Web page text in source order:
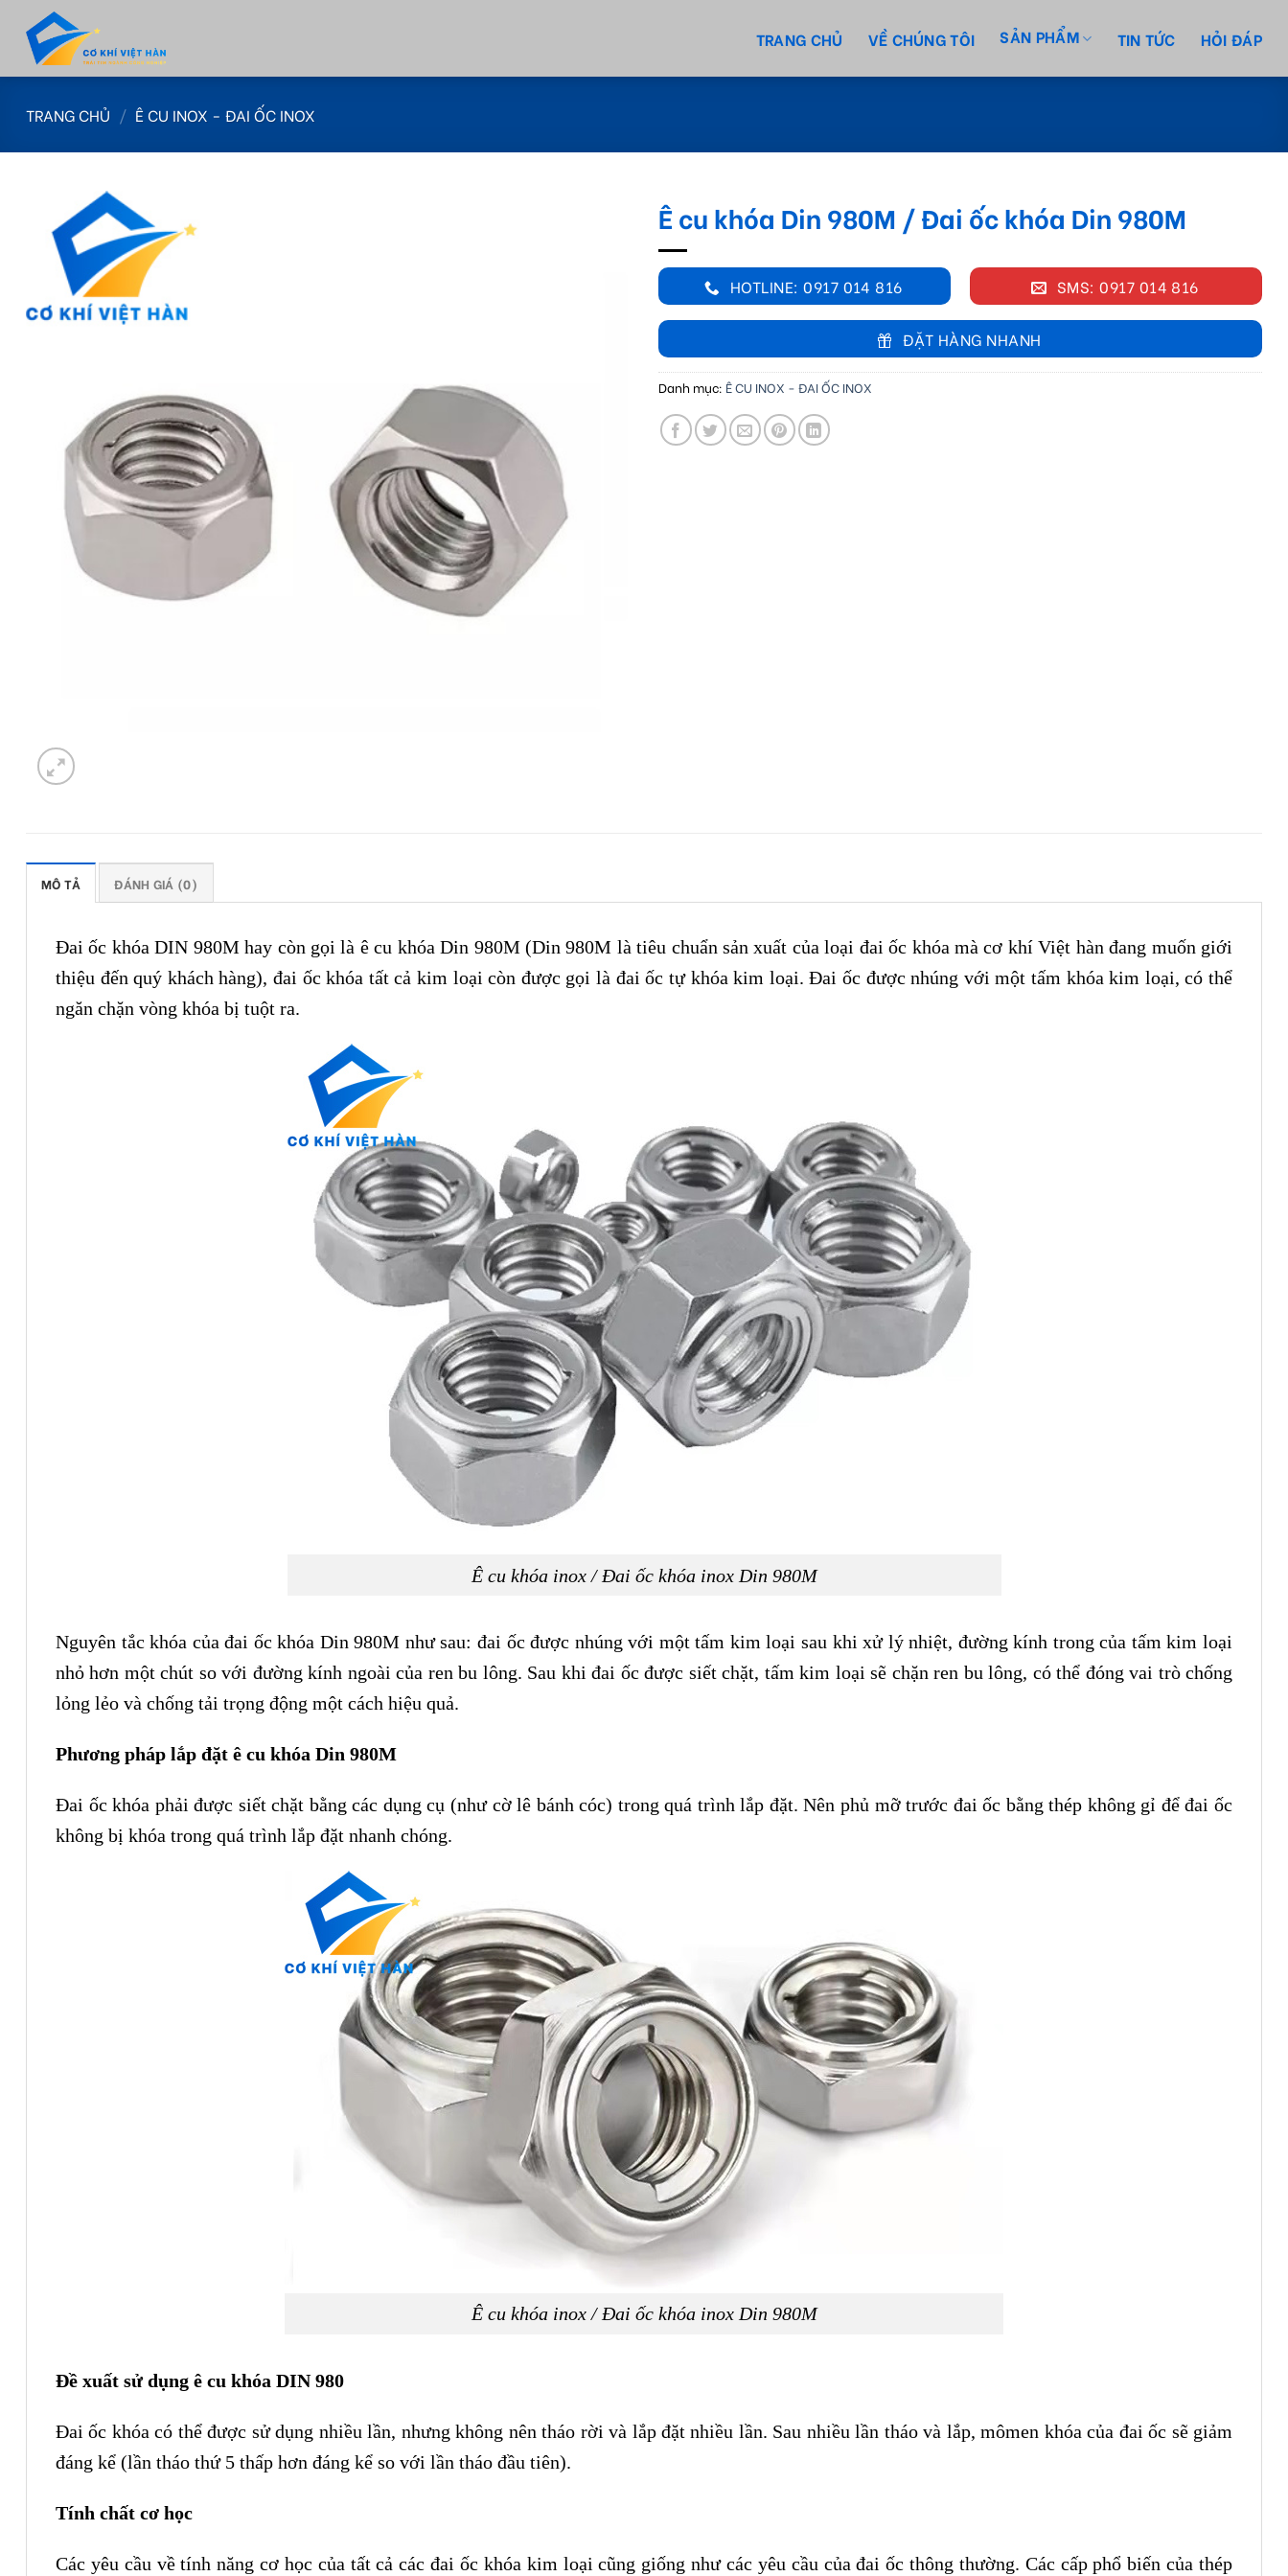
content
TRANG CHỦ VỀ CHÚNG TÔI SẢN PHẨM TIN TỨC HỎI ĐÁP
TRANG CHỦ / Ê CU INOX - ĐAI ỐC INOX
Ê cu khóa Din 980M / Đai ốc khóa Din 980M
HOTLINE: 0917 014 816 SMS: 0917 014 816
ĐẶT HÀNG NHANH
Danh mục: Ê CU INOX - ĐAI ỐC INOX
MÔ TẢ ĐÁNH GIÁ (0)
Đai ốc khóa DIN 980M hay còn gọi là ê cu khóa Din 980M (Din 980M là tiêu chuẩn sản xuất của loại đai ốc khóa mà cơ khí Việt hàn đang muốn giới
thiệu đến quý khách hàng), đai ốc khóa tất cả kim loại còn được gọi là đai ốc tự khóa kim loại. Đai ốc được nhúng với một tấm khóa kim loại, có thể
ngăn chặn vòng khóa bị tuột ra.
Ê cu khóa inox / Đai ốc khóa inox Din 980M
Nguyên tắc khóa của đai ốc khóa Din 980M như sau: đai ốc được nhúng với một tấm kim loại sau khi xử lý nhiệt, đường kính trong của tấm kim loại
nhỏ hơn một chút so với đường kính ngoài của ren bu lông. Sau khi đai ốc được siết chặt, tấm kim loại sẽ chặn ren bu lông, có thể đóng vai trò chống
lỏng lẻo và chống tải trọng động một cách hiệu quả.
Phương pháp lắp đặt ê cu khóa Din 980M
Đai ốc khóa phải được siết chặt bằng các dụng cụ (như cờ lê bánh cóc) trong quá trình lắp đặt. Nên phủ mỡ trước đai ốc bằng thép không gỉ để đai ốc
không bị khóa trong quá trình lắp đặt nhanh chóng.
Ê cu khóa inox / Đai ốc khóa inox Din 980M
Đề xuất sử dụng ê cu khóa DIN 980
Đai ốc khóa có thể được sử dụng nhiều lần, nhưng không nên tháo rời và lắp đặt nhiều lần. Sau nhiều lần tháo và lắp, mômen khóa của đai ốc sẽ giảm
đáng kể (lần tháo thứ 5 thấp hơn đáng kể so với lần tháo đầu tiên).
Tính chất cơ học
Các yêu cầu về tính năng cơ học của tất cả các đai ốc khóa kim loại cũng giống như các yêu cầu của đai ốc thông thường. Các cấp phổ biến của thép